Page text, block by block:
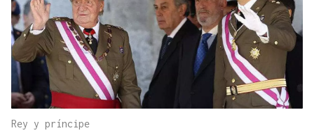
Rey y príncipe